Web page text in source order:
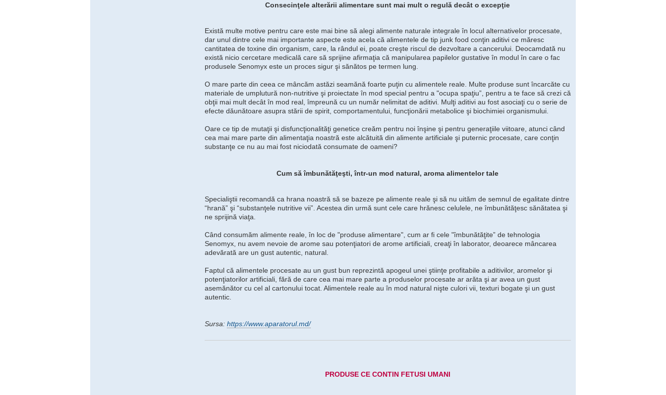
Consecinţele alterării alimentare sunt mai mult o regulă decât o excepţie
Există multe motive pentru care este mai bine să alegi alimente naturale integrale în locul alternativelor procesate,
dar unul dintre cele mai importante aspecte este acela că alimentele de tip junk food conţin aditivi ce măresc
cantitatea de toxine din organism, care, la rândul ei, poate creşte riscul de dezvoltare a cancerului. Deocamdată nu
există nicio cercetare medicală care să sprijine afirmaţia că manipularea papilelor gustative în modul în care o fac
produsele Senomyx este un proces sigur şi sănătos pe termen lung.
O mare parte din ceea ce mâncăm astăzi seamănă foarte puţin cu alimentele reale. Multe produse sunt încarcăte cu
materiale de umplutură non-nutritive şi proiectate în mod special pentru a "ocupa spaţiu”, pentru a te face să crezi că
obţii mai mult decât în mod real, împreună cu un număr nelimitat de aditivi. Mulţi aditivi au fost asociaţi cu o serie de
efecte dăunătoare asupra stării de spirit, comportamentului, funcţionării metabolice şi biochimiei organismului.
Oare ce tip de mutaţii şi disfuncţionalităţi genetice creăm pentru noi înşine şi pentru generaţiile viitoare, atunci când
cea mai mare parte din alimentaţia noastră este alcătuită din alimente artificiale şi puternic procesate, care conţin
substanţe ce nu au mai fost niciodată consumate de oameni?
Cum să îmbunătăţeşti, într-un mod natural, aroma alimentelor tale
Specialiştii recomandă ca hrana noastră să se bazeze pe alimente reale şi să nu uităm de semnul de egalitate dintre
“hrană” şi “substanţele nutritive vii”. Acestea din urmă sunt cele care hrănesc celulele, ne îmbunătăţesc sănătatea şi
ne sprijină viaţa.
Când consumăm alimente reale, în loc de "produse alimentare", cum ar fi cele "îmbunătăţite” de tehnologia
Senomyx, nu avem nevoie de arome sau potenţiatori de arome artificiali, creaţi în laborator, deoarece mâncarea
adevărată are un gust autentic, natural.
Faptul că alimentele procesate au un gust bun reprezintă apogeul unei ştiinţe profitabile a aditivilor, aromelor şi
potenţiatorilor artificiali, fără de care cea mai mare parte a produselor procesate ar arăta şi ar avea un gust
asemănător cu cel al cartonului tocat. Alimentele reale au în mod natural nişte culori vii, texturi bogate şi un gust
autentic.
Sursa: https://www.aparatorul.md/
PRODUSE CE CONTIN FETUSI UMANI